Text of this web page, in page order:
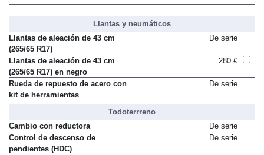
Llantas y neumáticos
Llantas de aleación de 43 cm
(265/65 R17)
De serie
Llantas de aleación de 43 cm
(265/65 R17) en negro
280 €
Rueda de repuesto de acero con
kit de herramientas
De serie
Todoterrreno
Cambio con reductora
De serie
Control de descenso de
pendientes (HDC)
De serie